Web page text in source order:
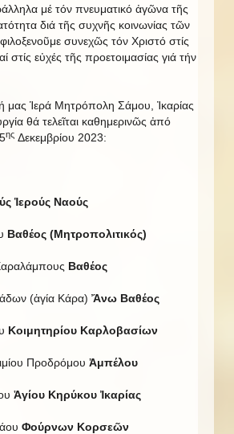
μέ τόν πνευματικό ἀγῶνα τῆς
διά τῆς συχνῆς κοινωνίας τῶν
συνεχῶς τόν Χριστό στίς
στίς εὐχές τῆς προετοιμασίας γιά τήν
μας Ἱερά Μητρόπολη Σάμου, Ἰκαρίας
θά τελεῖται καθημερινῶς ἀπό
ης Δεκεμβρίου 2023:
Ἱερούς Ναούς
Βαθέος (Μητροπολιτικός)
Βαθέος
(ἁγία Κάρα) Ἄνω Βαθέος
Κοιμητηρίου Καρλοβασίων
Προδρόμου Ἀμπέλου
Ἁγίου Κηρύκου Ἰκαρίας
Φούρνων Κορσεῶν